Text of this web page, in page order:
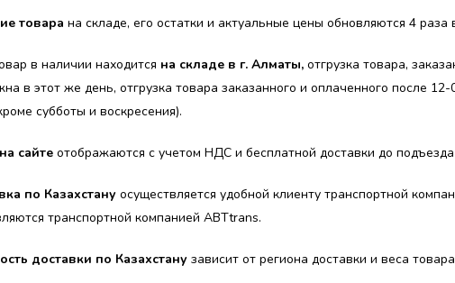
товара на складе, его остатки и актуальные цены обновляются 4 раза
в наличии находится на складе в г. Алматы, отгрузка товара,
в этот же день, отгрузка товара заказанного и оплаченного после
субботы и воскресения).
сайте отображаются с учетом НДС и бесплатной доставки до
по Казахстану осуществляется удобной клиенту транспортной
транспортной компанией ABTtrans.
доставки по Казахстану зависит от региона доставки и веса